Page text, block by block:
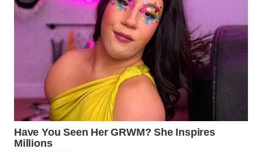
MALUT
DANAU
TOBA
WN
NIAS